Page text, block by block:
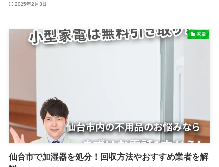
2025年2月3日
家電
仙台市で加湿器を処分！回収方法やおすすめ業者を解